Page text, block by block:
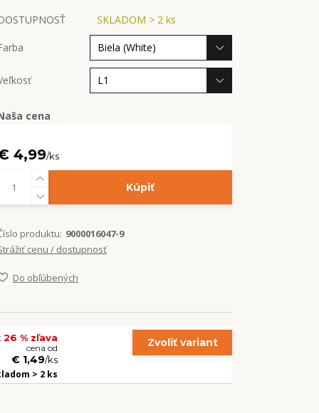
SKLADOM > 2 ks
cena
4,99/ks
Kúpiť
produktu: 9000016047-9
cenu / dostupnosť
Do obľúbených
26 % zľava
cena od
€ 1,49/ks
> 2 ks
Zvoliť variant